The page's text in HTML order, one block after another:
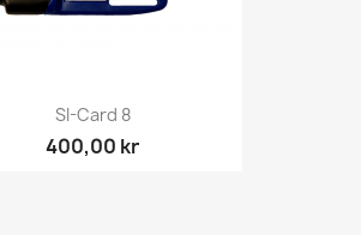
SI-Card 8
400,00 kr